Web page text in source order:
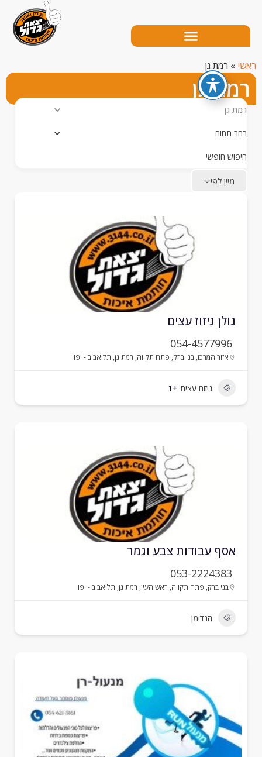
רמת גן
גן
חופשי
גיזוז עצים
054-4577996
אזור המרכז,בני ברק,פתח תקווה,רמת גן,תל אביב - יפו
גיזום עצים +1
עבודות צבע וגמר
053-2224383
,פתח תקווה,ראש העין ,רמת גן,תל אביב - יפו
הנדימן